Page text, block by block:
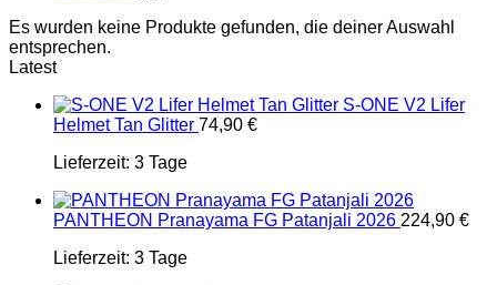
Es wurden keine Produkte gefunden, die deiner Auswahl
entsprechen.
Latest
S-ONE V2 Lifer
Helmet Tan Glitter 74,90 €
Lieferzeit: 3 Tage
PANTHEON Pranayama FG Patanjali 2026 224,90 €
Lieferzeit: 3 Tage